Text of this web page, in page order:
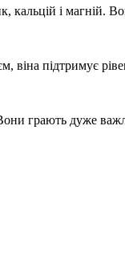
кальцій і
віна підтримує
грають дуже